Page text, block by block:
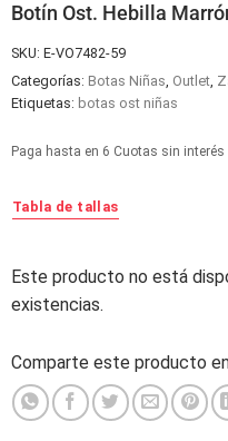
Botín Ost. Hebilla
SKU: E-VO7482-59
Categorías: Botas Niñas Outlet,
Etiquetas: botas ost niñas
Paga hasta en 6 Cuotas sin interés
Tabla de tallas
Este producto no está
existencias.
Alternative:
Comparte este producto